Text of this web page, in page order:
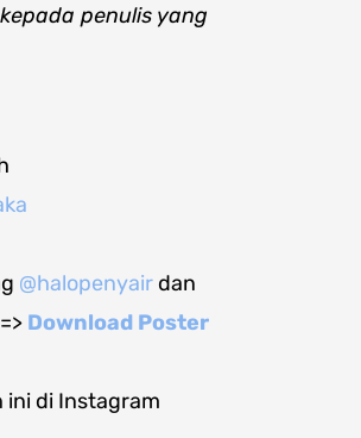
penulis yang
@halopenyairdan
Download Poster
ini di Instagram